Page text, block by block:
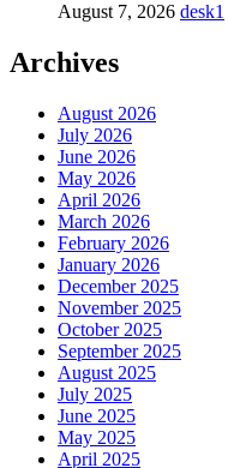
August 7, 2026 desk1
Archives
August 2026
July 2026
June 2026
May 2026
April 2026
March 2026
February 2026
January 2026
December 2025
November 2025
October 2025
September 2025
August 2025
July 2025
June 2025
May 2025
April 2025